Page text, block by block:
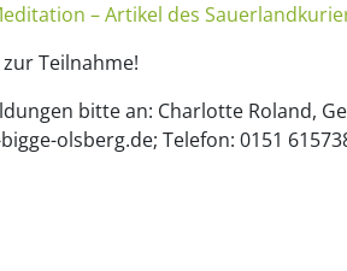
– Artikel des
Teilnahme!
bitte an: Charlotte Roland,
olsberg.de; Telefon: 0151